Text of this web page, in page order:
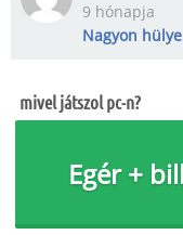
9 hónapja
Nagyon
mivel játszol pc-n?
Egér + bill